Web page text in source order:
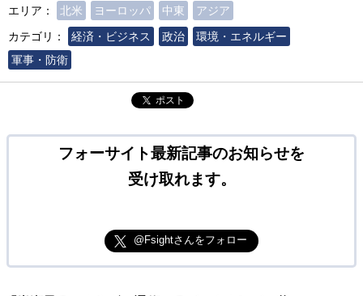
エリア：
北米 ヨーロッパ 中東
アジア
カテゴリ：
経済・ビジネス 政治
環境・エネルギー
軍事・防衛
ポスト
フォーサイト最新記事のお知らせを
受け取れます。
@Fsightさんをフォロー